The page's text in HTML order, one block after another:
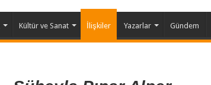
Kültür ve Sanat İlişkiler Yazarlar Gündem